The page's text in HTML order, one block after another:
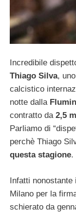
Incredibile
Thiago Silva,
calcistico
notte dalla
contratto da 2,5
Parliamo di
perchè Thiago
questa stagione.
Infatti
Milano per la
schierato da